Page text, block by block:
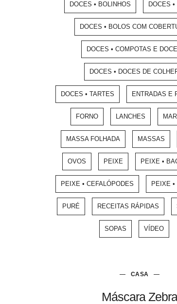
DOCES • BOLINHOS DOCES
DOCES • BOLOS COM
DOCES • COMPOTAS E
DOCES • DOCES DE
DOCES • TARTES ENTRADAS E
FORNO LANCHES
MASSA FOLHADA MASSAS
OVOS PEIXE PEIXE •
PEIXE • CEFALÓPODES PEIXE
PURÉ RECEITAS RÁPIDAS
SOPAS VÍDEO
CASA
Máscara